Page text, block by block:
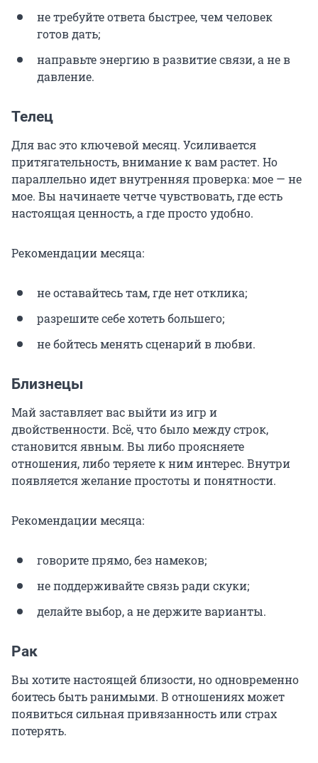
не требуйте ответа быстрее, чем человек
готов дать;
направьте энергию в развитие связи, а не в
давление.
Телец
Для вас это ключевой месяц. Усиливается
притягательность, внимание к вам растет. Но
параллельно идет внутренняя проверка: мое — не
мое. Вы начинаете четче чувствовать, где есть
настоящая ценность, а где просто удобно.
Рекомендации месяца:
не оставайтесь там, где нет отклика;
разрешите себе хотеть большего;
не бойтесь менять сценарий в любви.
Близнецы
Май заставляет вас выйти из игр и
двойственности. Всё, что было между строк,
становится явным. Вы либо проясняете
отношения, либо теряете к ним интерес. Внутри
появляется желание простоты и понятности.
Рекомендации месяца:
говорите прямо, без намеков;
не поддерживайте связь ради скуки;
делайте выбор, а не держите варианты.
Рак
Вы хотите настоящей близости, но одновременно
боитесь быть ранимыми. В отношениях может
появиться сильная привязанность или страх
потерять.